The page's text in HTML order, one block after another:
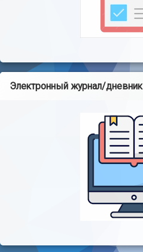
Электронный журнал/дневник